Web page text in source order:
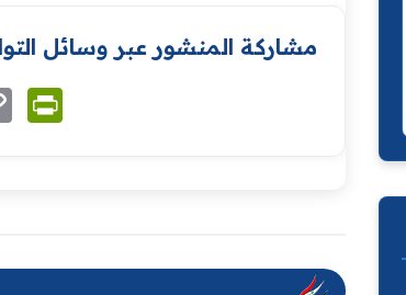
مشاركة المنشور عبر وسائل
Copy
Link